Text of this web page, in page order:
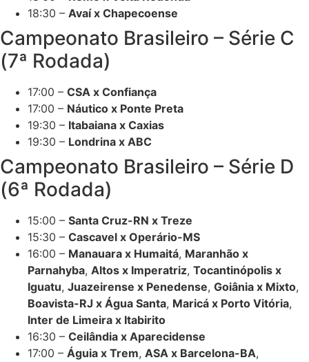
18:30 – Avaí x Chapecoense
Campeonato Brasileiro – Série C
(7ª Rodada)
17:00 – CSA x Confiança
17:00 – Náutico x Ponte Preta
19:30 – Itabaiana x Caxias
19:30 – Londrina x ABC
Campeonato Brasileiro – Série D
(6ª Rodada)
15:00 – Santa Cruz-RN x Treze
15:30 – Cascavel x Operário-MS
16:00 – Manauara x Humaitá, Maranhão x
Parnahyba, Altos x Imperatriz, Tocantinópolis x
Iguatu, Juazeirense x Penedense, Goiânia x Mixto,
Boavista-RJ x Água Santa, Maricá x Porto Vitória,
Inter de Limeira x Itabirito
16:30 – Ceilândia x Aparecidense
17:00 – Águia x Trem, ASA x Barcelona-BA,